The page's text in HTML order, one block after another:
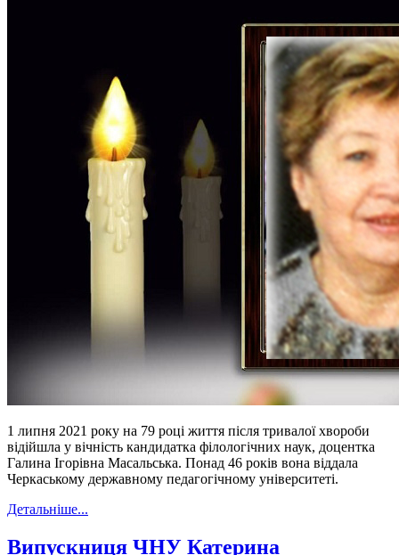
1 липня 2021 року на 79 році життя після тривалої хвороби
відійшла у вічність кандидатка філологічних наук, доцентка
Галина Ігорівна Масальська. Понад 46 років вона віддала
Черкаському державному педагогічному університеті.
Детальніше...
Випускниця ЧНУ Катерина